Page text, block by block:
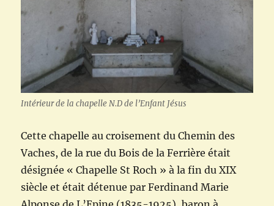
Intérieur de la chapelle N.D de l’Enfant Jésus
Cette chapelle au croisement du Chemin des
Vaches, de la rue du Bois de la Ferrière était
désignée « Chapelle St Roch » à la fin du XIX
siècle et était détenue par Ferdinand Marie